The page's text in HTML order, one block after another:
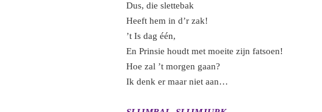
Dus, die slettebak
Heeft hem in d’r zak!
’t Is dag één,
En Prinsie houdt met moeite zijn fatsoen!
Hoe zal ’t morgen gaan?
Ik denk er maar niet aan…